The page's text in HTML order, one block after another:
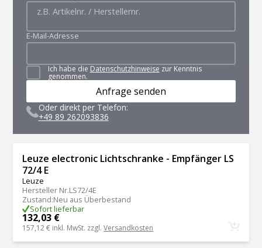
E-Mail-Adresse
Ich habe die Datenschutzhinweise zur Kenntnis
genommen.
Anfrage senden
Oder direkt per Telefon:
+49 89 262093836
Leuze electronic Lichtschranke - Empfänger LS
72/4 E
Leuze
Hersteller Nr.LS72/4E
Zustand:Neu aus Überbestand
Sofort lieferbar
132,03 €
157,12 € inkl. MwSt. zzgl.Versandkosten